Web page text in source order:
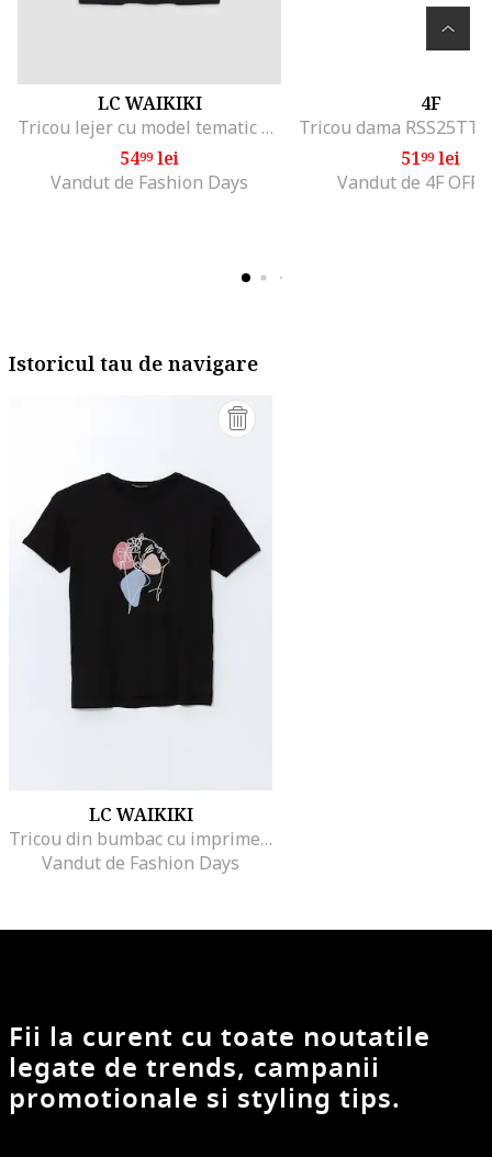
LC WAIKIKI
Tricou lejer cu model tematic The Mandalorian, Verde/Negru/Portocaliu persan
5499lei
Vandut de Fashion Days
4F
5199lei
Vandut de 4F
Istoricul tau de navigare
LC WAIKIKI
Tricou din bumbac cu imprimeu grafic, Negru/Alb murdar/Roz prafuit
Vandut de Fashion Days
Fii la curent cu toate noutatile
legate de trends, campanii
promotionale si styling tips.